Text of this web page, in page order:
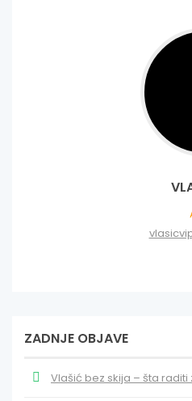
ZADNJE OBJAVE
Vlašić bez skija – šta raditi